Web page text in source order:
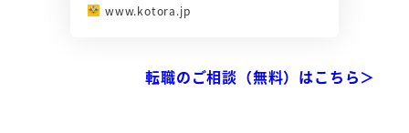
www.kotora.jp
転職のご相談（無料）はこちら＞